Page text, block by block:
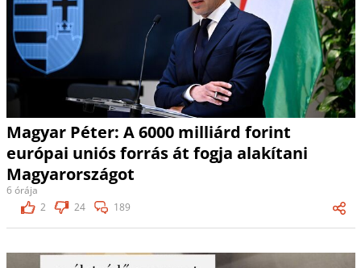
Magyar Péter: A 6000 milliárd forint
európai uniós forrás át fogja alakítani
Magyarországot
6 órája
2
24 189